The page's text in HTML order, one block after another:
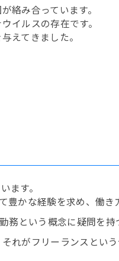
絡み合っています。
イルスの存在です。
えてきました。
ます。
かな経験を求め、働
という概念に疑問を持
れがフリーランスとい